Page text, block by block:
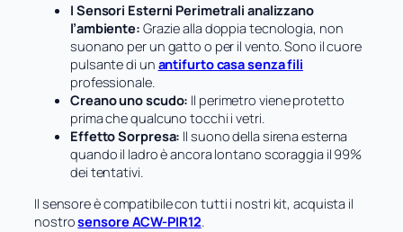
I Sensori Esterni Perimetrali analizzano
l’ambiente: Grazie alla doppia tecnologia, non
suonano per un gatto o per il vento. Sono il cuore
pulsante di un antifurto casa senza fili
professionale.
Creano uno scudo: Il perimetro viene protetto
prima che qualcuno tocchi i vetri.
Effetto Sorpresa: Il suono della sirena esterna
quando il ladro è ancora lontano scoraggia il 99%
dei tentativi.
Il sensore è compatibile con tutti i nostri kit, acquista il
nostrosensore ACW-PIR12